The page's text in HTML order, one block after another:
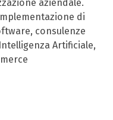
aziendale.
di
consulenze
Artificiale,